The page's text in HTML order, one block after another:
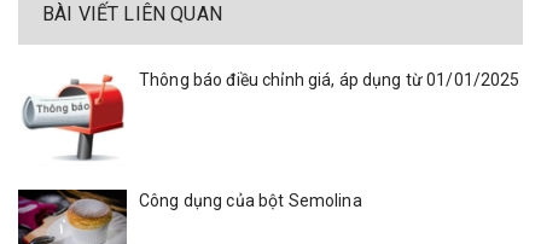
BÀI VIẾT LIÊN QUAN
Thông báo điều chỉnh giá, áp dụng từ 01/01/2025
Công dụng của bột Semolina